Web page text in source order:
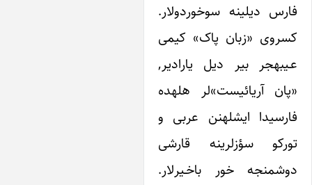
دیلینه سوخوردولار.
«زبان پاک» کیمی
عـیبه‎جر بیر دیل یارادیر,
«پان آریائیست»لر هله‎ده
فارسی‎دا ایشله‎نن عربی و
سؤزلرینه قارشی
دوشمن‎جه خور باخـیرلار.